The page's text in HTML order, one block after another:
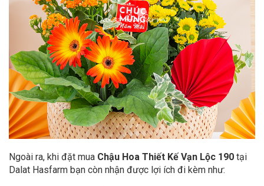
Ngoài ra, khi đặt mua Chậu Hoa Thiết Kế Vạn Lộc 190 tại
Dalat Hasfarm bạn còn nhận được lợi ích đi kèm như: